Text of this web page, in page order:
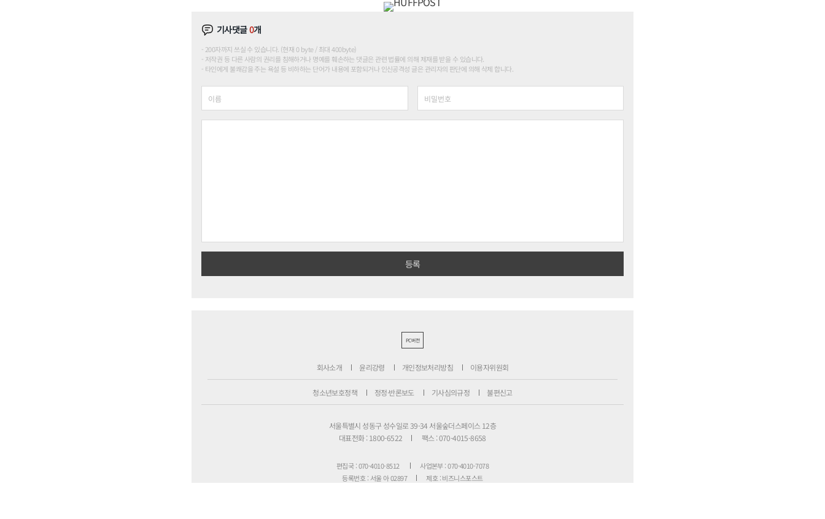
기사댓글0개
200자까지 쓰실 수 있습니다. (현재 0 byte / 최대 400byte)
저작권 등 다른 사람의 권리를 침해하거나 명예를 훼손하는 댓글은 관련 법률에 의해 제재를 받을 수 있습니다.
타인에게 불쾌감을 주는 욕설 등 비하하는 단어가 내용에 포함되거나 인신공격성 글은 관리자의 판단에 의해 삭제 합니다.
PC버전
회사소개 윤리강령 개인정보처리방침 이용자위원회
청소년보호정책 정정·반론보도 기사심의규정 불편신고
서울특별시 성동구 성수일로 39-34 서울숲더스페이스 12층
대표전화 : 1800-6522
팩스 : 070-4015-8658
편집국 : 070-4010-8512
사업본부 : 070-4010-7078
등록번호 : 서울 아 02897
제호 : 비즈니스포스트